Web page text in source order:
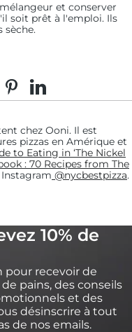
et conserver
soit prêt à l'emploi. Ils
sèche.
sur Facebook
sur X
Épingler sur Pinterest
Partager sur
chez Ooni. Il est
pizzas en Amérique et
to Eating in ‘The Nickel
: 70 Recipes from The
Instagram @nycbestpizza.
10% de
pour recevoir de
pains, des conseils
et des
désinscrire à tout
de nos emails.